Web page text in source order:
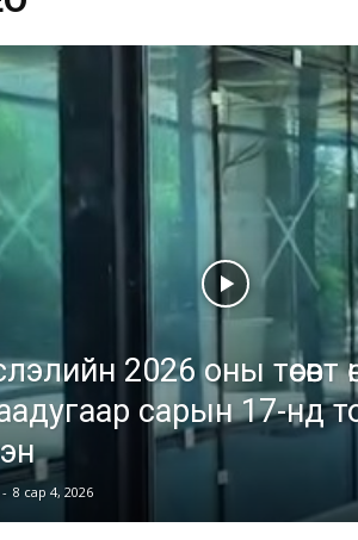
2026 оны төсөвт
сарын 17-нд
- 8 сар 4, 2026